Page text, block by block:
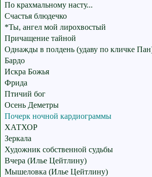
По крахмальному насту...
Счастья блюдечко
*Ты, ангел мой лирохвостый
Причащение тайной
Однажды в полдень (удаву по кличке
Бардо
Искра Божья
Фрида
Птичий бог
Осень Деметры
Почерк ночной кардиограммы
ХАТХОР
Зеркала
Художник собственной судьбы
Вчера (Илье Цейтлину)
Мышеловка (Илье Цейтлину)